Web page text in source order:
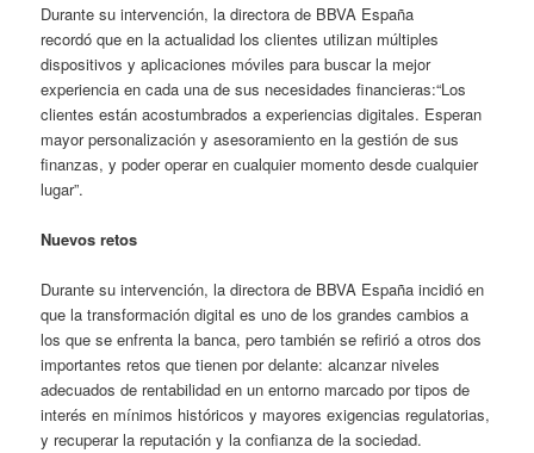
Durante su intervención, la directora de BBVA España
recordó que en la actualidad los clientes utilizan múltiples
dispositivos y aplicaciones móviles para buscar la mejor
experiencia en cada una de sus necesidades financieras:“Los
clientes están acostumbrados a experiencias digitales. Esperan
mayor personalización y asesoramiento en la gestión de sus
finanzas, y poder operar en cualquier momento desde cualquier
lugar”.
Nuevos retos
Durante su intervención, la directora de BBVA España incidió en
que la transformación digital es uno de los grandes cambios a
los que se enfrenta la banca, pero también se refirió a otros dos
importantes retos que tienen por delante: alcanzar niveles
adecuados de rentabilidad en un entorno marcado por tipos de
interés en mínimos históricos y mayores exigencias regulatorias,
y recuperar la reputación y la confianza de la sociedad.